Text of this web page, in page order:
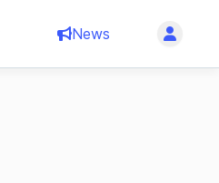
News